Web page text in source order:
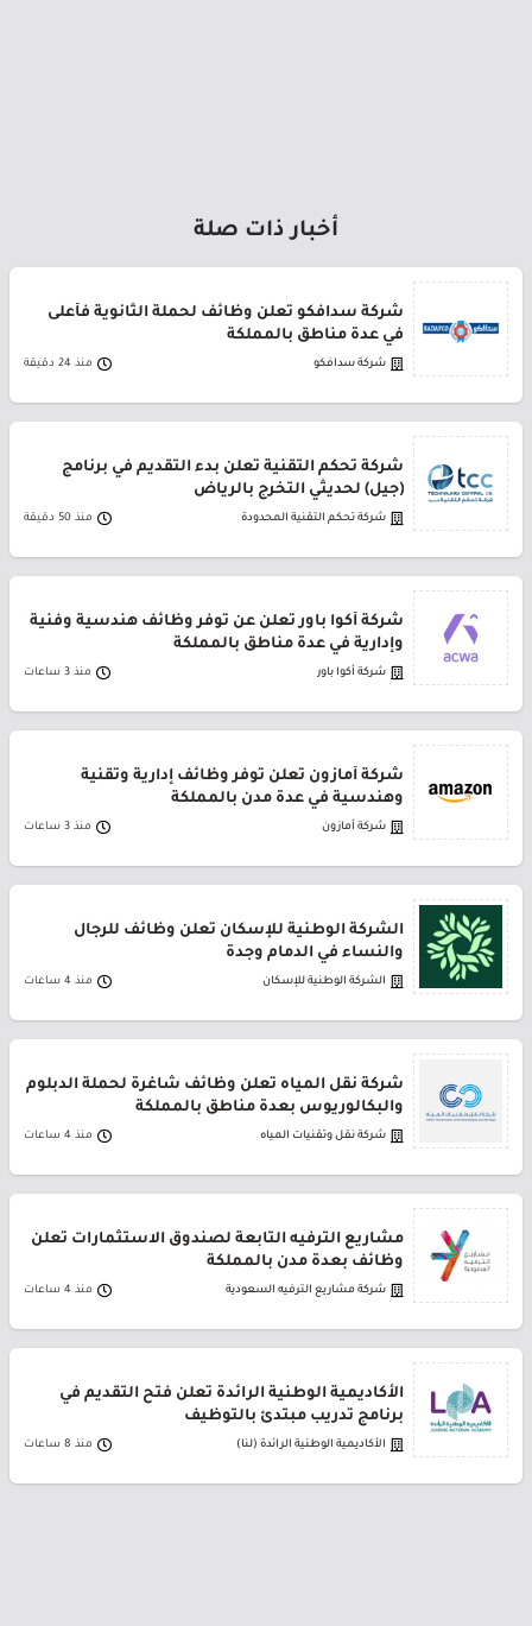
أخبار ذات صلة
شركة سدافكو تعلن وظائف لحملة الثانوية فأعلى
في عدة مناطق بالمملكة
شركة سدافكو منذ 24 دقيقة
شركة تحكم التقنية تعلن بدء التقديم في برنامج
(جيل) لحديثي التخرج بالرياض
شركة تحكم التقنية المحدودة منذ 50 دقيقة
شركة أكوا باور تعلن عن توفر وظائف هندسية وفنية
وإدارية في عدة مناطق بالمملكة
شركة أكوا باور منذ 3 ساعات
شركة أمازون تعلن توفر وظائف إدارية وتقنية
وهندسية في عدة مدن بالمملكة
شركة أمازون منذ 3 ساعات
الشركة الوطنية للإسكان تعلن وظائف للرجال
والنساء في الدمام وجدة
الشركة الوطنية للإسكان منذ 4 ساعات
شركة نقل المياه تعلن وظائف شاغرة لحملة الدبلوم
والبكالوريوس بعدة مناطق بالمملكة
شركة نقل وتقنيات المياه منذ 4 ساعات
مشاريع الترفيه التابعة لصندوق الاستثمارات تعلن
وظائف بعدة مدن بالمملكة
شركة مشاريع الترفيه السعودية منذ 4 ساعات
الأكاديمية الوطنية الرائدة تعلن فتح التقديم في
برنامج تدريب مبتدئ بالتوظيف
الأكاديمية الوطنية الرائدة (لنا) منذ 8 ساعات